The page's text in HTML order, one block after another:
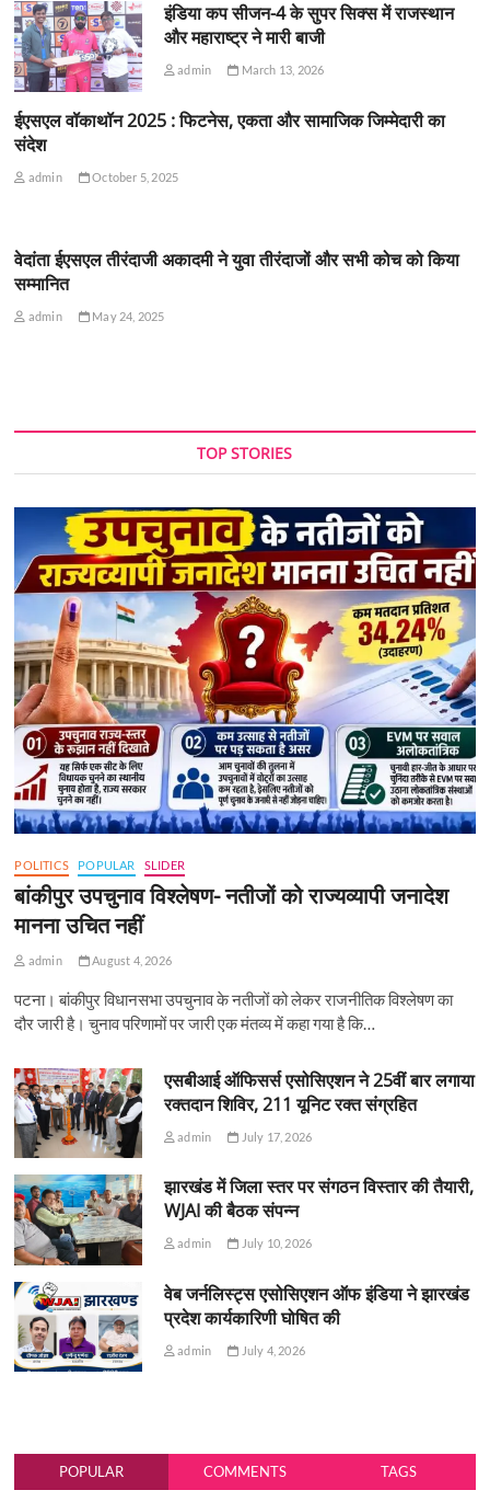
इंडिया कप सीजन-4 के सुपर सिक्स में राजस्थान
और महाराष्ट्र ने मारी बाजी
admin March 13, 2026
ईएसएल वॉकाथॉन 2025 : फिटनेस, एकता और सामाजिक जिम्मेदारी का
संदेश
admin October 5, 2025
वेदांता ईएसएल तीरंदाजी अकादमी ने युवा तीरंदाजों और सभी कोच को किया
सम्मानित
admin May 24, 2025
TOP STORIES
POLITICS POPULAR SLIDER
बांकीपुर उपचुनाव विश्लेषण- नतीजों को राज्यव्यापी जनादेश
मानना उचित नहीं
admin August 4, 2026
पटना। बांकीपुर विधानसभा उपचुनाव के नतीजों को लेकर राजनीतिक विश्लेषण का
दौर जारी है। चुनाव परिणामों पर जारी एक मंतव्य में कहा गया है कि…
एसबीआई ऑफिसर्स एसोसिएशन ने 25वीं बार लगाया
रक्तदान शिविर, 211 यूनिट रक्त संग्रहित
admin July 17, 2026
झारखंड में जिला स्तर पर संगठन विस्तार की तैयारी,
WJAI की बैठक संपन्न
admin July 10, 2026
वेब जर्नलिस्ट्स एसोसिएशन ऑफ इंडिया ने झारखंड
प्रदेश कार्यकारिणी घोषित की
admin July 4, 2026
POPULAR COMMENTS TAGS